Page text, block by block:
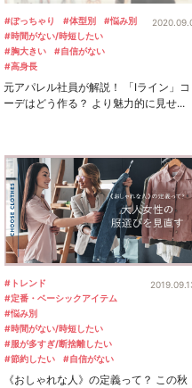
#ぽっちゃり #体型別
#悩み別
#時間がない/時短したい
#胸大きい
#自信がない
#高身長
元アパレル社員が解説！ 「Iライン」コ
ーデはどう作る？ より魅力的に見せ...
#トレンド
#定番・ベーシックアイテム
#悩み別
#時間がない/時短したい
#服が多すぎ/断捨離したい
#節約したい
#自信がない
《おしゃれな人》の定義って？ この秋